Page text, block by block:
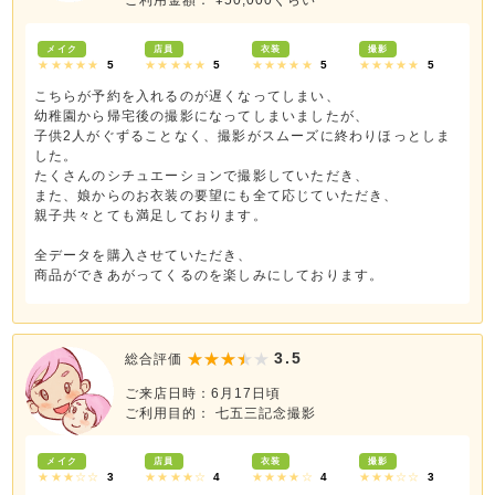
メイク
★★★★★ 5
店員
★★★★★ 5
衣装
★★★★★ 5
撮影
★★★★★ 5
こちらが予約を入れるのが遅くなってしまい、
幼稚園から帰宅後の撮影になってしまいましたが、
子供2人がぐずることなく、撮影がスムーズに終わりほっとしま
した。
たくさんのシチュエーションで撮影していただき、
また、娘からのお衣装の要望にも全て応じていただき、
親子共々とても満足しております。
全データを購入させていただき、
商品ができあがってくるのを楽しみにしております。
総合評価 3.5
ご来店日時：6月17日頃
ご利用目的： 七五三記念撮影
メイク
★★★☆☆ 3
店員
★★★★☆ 4
衣装
★★★★☆ 4
撮影
★★★☆☆ 3